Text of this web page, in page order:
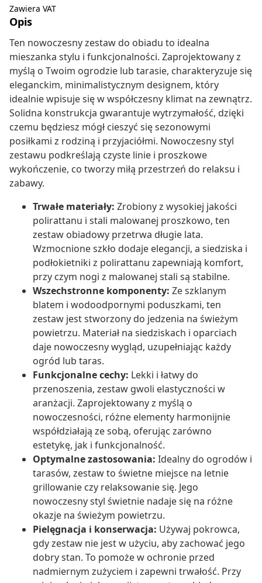
Zawiera VAT
Opis
Ten nowoczesny zestaw do obiadu to idealna
mieszanka stylu i funkcjonalności. Zaprojektowany z
myślą o Twoim ogrodzie lub tarasie, charakteryzuje się
eleganckim, minimalistycznym designem, który
idealnie wpisuje się w współczesny klimat na zewnątrz.
Solidna konstrukcja gwarantuje wytrzymałość, dzięki
czemu będziesz mógł cieszyć się sezonowymi
posiłkami z rodziną i przyjaciółmi. Nowoczesny styl
zestawu podkreślają czyste linie i proszkowe
wykończenie, co tworzy miłą przestrzeń do relaksu i
zabawy.
Trwałe materiały: Zrobiony z wysokiej jakości
polirattanu i stali malowanej proszkowo, ten
zestaw obiadowy przetrwa długie lata.
Wzmocnione szkło dodaje elegancji, a siedziska i
podłokietniki z polirattanu zapewniają komfort,
przy czym nogi z malowanej stali są stabilne.
Wszechstronne komponenty: Ze szklanym
blatem i wodoodpornymi poduszkami, ten
zestaw jest stworzony do jedzenia na świeżym
powietrzu. Materiał na siedziskach i oparciach
daje nowoczesny wygląd, uzupełniając każdy
ogród lub taras.
Funkcjonalne cechy: Lekki i łatwy do
przenoszenia, zestaw gwoli elastyczności w
aranżacji. Zaprojektowany z myślą o
nowoczesności, różne elementy harmonijnie
współdziałają ze sobą, oferując zarówno
estetykę, jak i funkcjonalność.
Optymalne zastosowania: Idealny do ogrodów i
tarasów, zestaw to świetne miejsce na letnie
grillowanie czy relaksowanie się. Jego
nowoczesny styl świetnie nadaje się na różne
okazje na świeżym powietrzu.
Pielęgnacja i konserwacja: Używaj pokrowca,
gdy zestaw nie jest w użyciu, aby zachować jego
dobry stan. To pomoże w ochronie przed
nadmiernym zużyciem i zapewni trwałość. Przy